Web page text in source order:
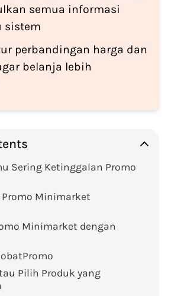
semua informasi
sistem
perbandingan harga dan
belanja lebih
Sering Ketinggalan Promo
Minimarket
Minimarket dengan
Pilih Produk yang